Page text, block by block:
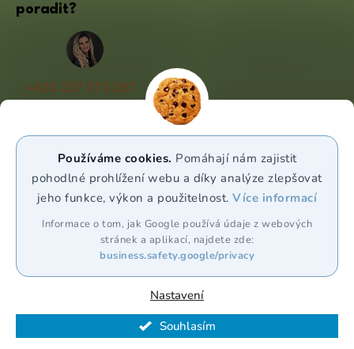
Používáme cookies. Pomáhají nám zajistit
pohodlné prohlížení webu a díky analýze zlepšovat
jeho funkce, výkon a použitelnost.Více informací
Informace o tom, jak Google používá údaje z webových
stránek a aplikací, najdete zde:
business.safety.google/privacy
Nastavení
Souhlasím
poradit?
+420 227 072 207
(Po - Pá 9:00 - 17:00)
WhatsApp
Vytvořil Shoptet Premium